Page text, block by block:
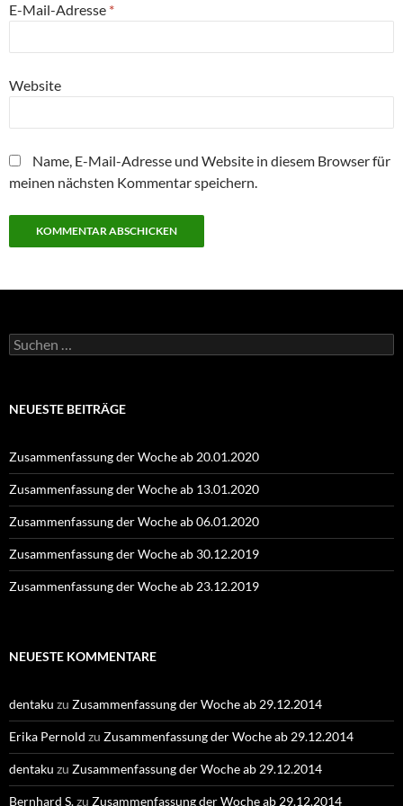
E-Mail-Adresse *
Website
Name, E-Mail-Adresse und Website in diesem Browser für
meinen nächsten Kommentar speichern.
Suchen
nach:
NEUESTE BEITRÄGE
Zusammenfassung der Woche ab 20.01.2020
Zusammenfassung der Woche ab 13.01.2020
Zusammenfassung der Woche ab 06.01.2020
Zusammenfassung der Woche ab 30.12.2019
Zusammenfassung der Woche ab 23.12.2019
NEUESTE KOMMENTARE
dentaku zu Zusammenfassung der Woche ab 29.12.2014
Erika Pernold zu Zusammenfassung der Woche ab 29.12.2014
dentaku zu Zusammenfassung der Woche ab 29.12.2014
Bernhard S.zu Zusammenfassung der Woche ab 29.12.2014